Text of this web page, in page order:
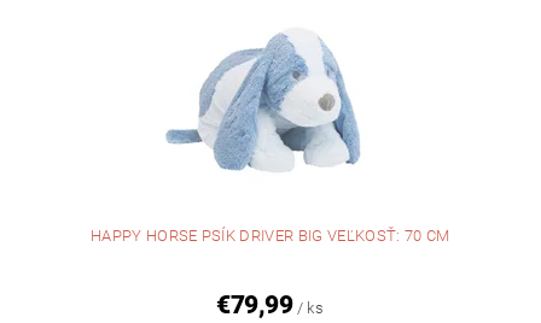
HAPPY HORSE PSÍK DRIVER BIG VEĽKOSŤ: 70 CM
€79,99 / ks